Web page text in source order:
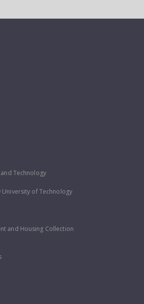
Technology
of Technology
and Housing Collection